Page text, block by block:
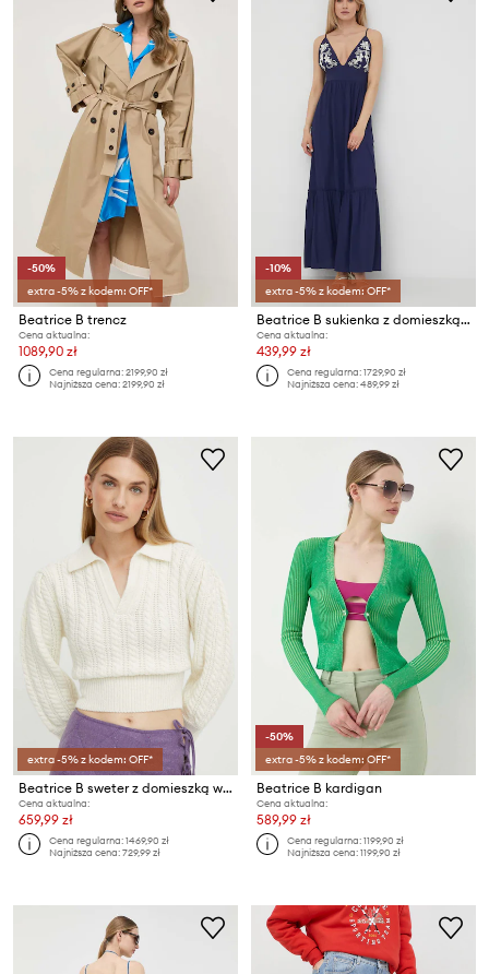
-50%
extra -5% z kodem: OFF*
Beatrice B trencz
Cena aktualna:
1089,90 zł
Cena regularna:2199,90 zł
Najniższa cena:2199,90 zł
-10%
extra -5% z kodem: OFF*
Beatrice B sukienka z domieszką jedwabiu
Cena aktualna:
439,99 zł
Cena regularna:1729,90 zł
Najniższa cena:489,99 zł
extra -5% z kodem: OFF*
Beatrice B sweter z domieszką wełny
Cena aktualna:
659,99 zł
Cena regularna:1469,90 zł
Najniższa cena:729,99 zł
-50%
extra -5% z kodem: OFF*
Beatrice B kardigan
Cena aktualna:
589,99 zł
Cena regularna:1199,90 zł
Najniższa cena:1199,90 zł